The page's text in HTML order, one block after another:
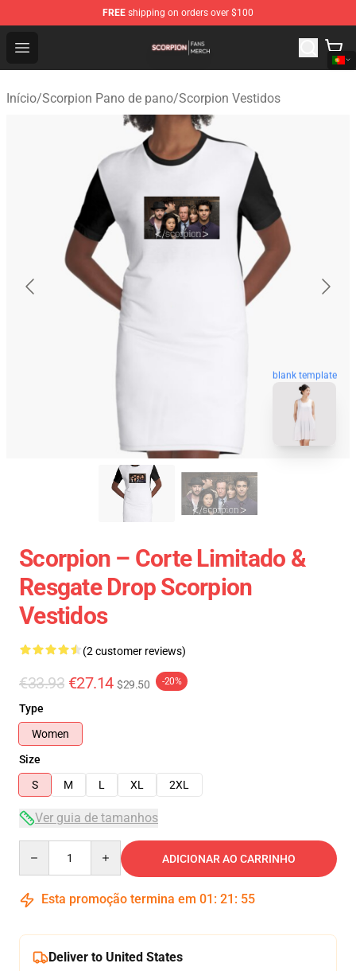
FREE shipping on orders over $100
Open menu
Scorpion Shop - Official Scorpion Merchandise Store
Início/Scorpion Pano de pano/Scorpion Vestidos
blank template
Scorpion – Corte Limitado &
Resgate Drop Scorpion
Vestidos
(2 customer reviews)
€33.93 €27.14 $29.50 -20%
Type
Women
Size
S
M L XL 2XL
Ver guia de tamanhos
ADICIONAR AO CARRINHO
Esta promoção termina em 01 : 21 : 54
Deliver to United States